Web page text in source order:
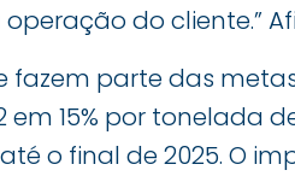
do cliente.”
fazem parte das
em 15% por tonelada
o final de 2025. O